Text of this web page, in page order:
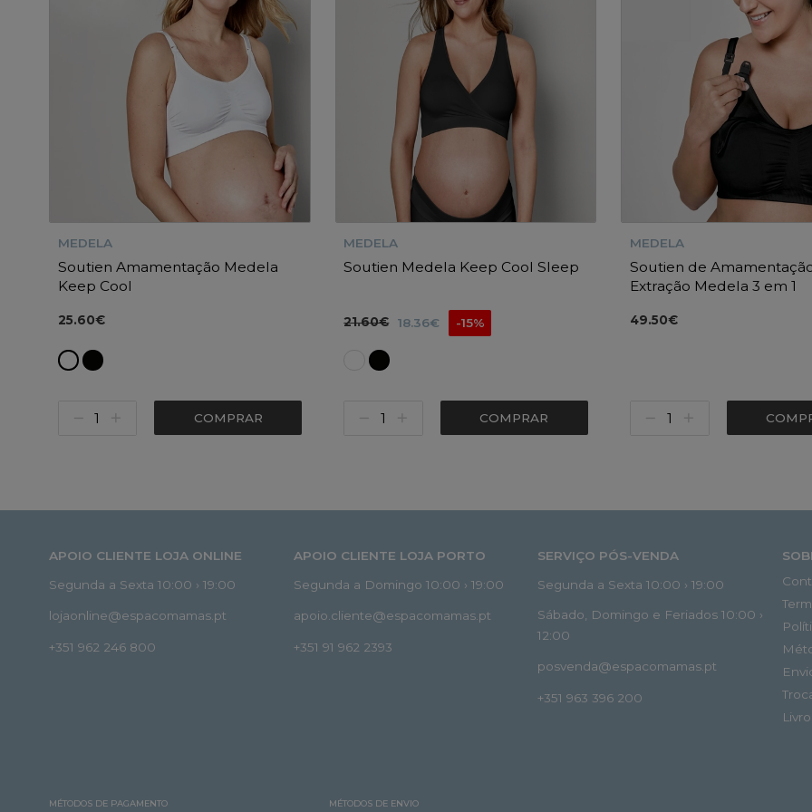
MEDELA
Soutien Amamentação Medela
Keep Cool
25.60€
COMPRAR
MEDELA
Soutien Medela Keep Cool Sleep
21.60€ 18.36€ -15%
COMPRAR
MEDELA
Soutien de
Extração Medela 3 em 1
49.50€
APOIO CLIENTE LOJA ONLINE
Segunda a Sexta 10:00 › 19:00
lojaonline@espacomamas.pt
+351 962 246 800
APOIO CLIENTE LOJA PORTO
Segunda a Domingo 10:00 › 19:00
apoio.cliente@espacomamas.pt
+351 91 962 2393
SERVIÇO PÓS-VENDA
Segunda a Sexta 10:00 › 19:00
Sábado, Domingo e Feriados 10:00 ›
12:00
posvenda@espacomamas.pt
+351 963 396 200
MÉTODOS DE PAGAMENTO MÉTODOS DE ENVIO